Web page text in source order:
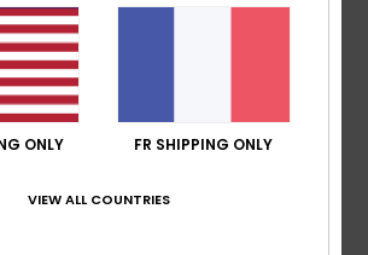
5
ONLY FR SHIPPING ONLY
VIEW ALL COUNTRIES